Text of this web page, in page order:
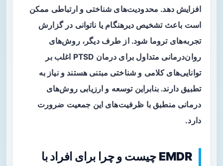
افزایش دهد. محدودیت‌های شناختی و ارتباطی ممکن
است باعثتشخیص دیرهنگام یا ناتوانی در گزارش
تجربه‌های تروما شود. از طرف دیگر، روش‌های
روان‌درمانی متداول برای درمان PTSD اغلب بر
توانایی‌های کلامی و شناختی مبتنی هستند و نیاز به
تطبیق دارند. بنابراین توسعه و ارزیابی روش‌های
درمانی منطبق با ظرفیت‌های این جمعیت ضرورت
دارد.
EMDR چیست و چرا برای افراد با